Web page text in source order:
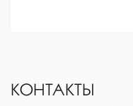
КОНТАКТЫ